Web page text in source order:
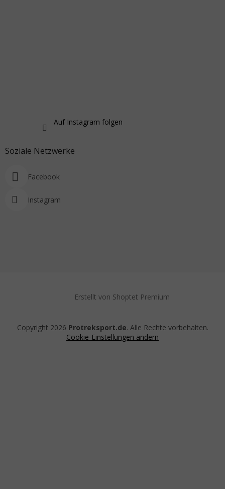
Auf Instagram folgen
Soziale Netzwerke
Facebook
Instagram
Erstellt von Shoptet Premium
Copyright 2026 Protreksport.de. Alle Rechte vorbehalten.
Cookie-Einstellungen ändern